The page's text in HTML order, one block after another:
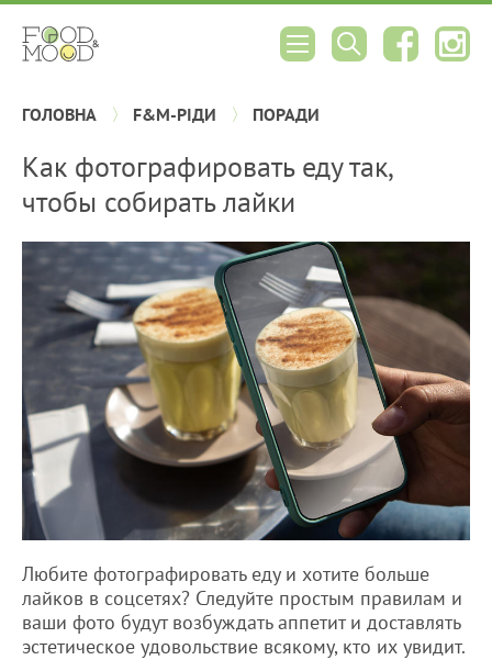
ГОЛОВНА F&M-РІДИ ПОРАДИ
Как фотографировать еду так,
чтобы собирать лайки
Любите фотографировать еду и хотите больше
лайков в соцсетях? Следуйте простым правилам и
ваши фото будут возбуждать аппетит и доставлять
эстетическое удовольствие всякому, кто их увидит.